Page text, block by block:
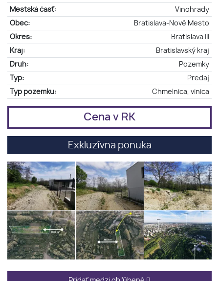
Mestská časť:
Vinohrady
Obec:
Bratislava-Nové Mesto
Okres:
Bratislava III
Kraj:
Bratislavský kraj
Druh:
Pozemky
Typ:
Predaj
Typ pozemku:
Chmelnica, vinica
Cena v RK
Exkluzívna ponuka